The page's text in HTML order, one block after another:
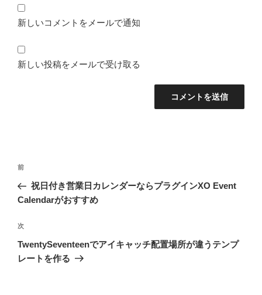
新しいコメントをメールで通知
新しい投稿をメールで受け取る
投
ナ
ゲ
ー
シ
前
の
投
前
祝日付き営業日カレンダーならプラグインXO Event
Calendarがおすすめ
次
の
投
次
TwentySeventeenでアイキャッチ配置場所が違うテンプ
レートを作る